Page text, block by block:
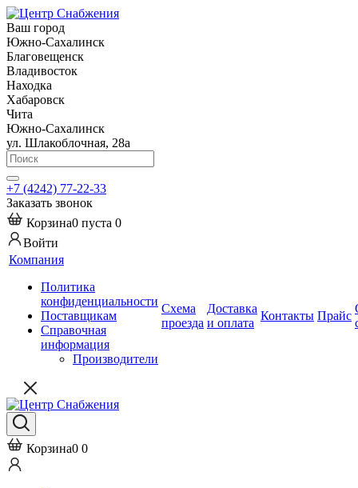
Ваш город
Южно-Сахалинск
Благовещенск
Владивосток
Находка
Хабаровск
Чита
Южно-Сахалинск
ул. Шлакоблочная, 28а
+7 (4242) 77-22-33
Заказать звонок
Корзина0 пуста 0
Войти
Компания
Политика
конфиденциальности
Поставщикам
Справочная
информация
Производители
Схема
проезда
Доставка
и оплата
Контакты Прайс
Корзина0 0